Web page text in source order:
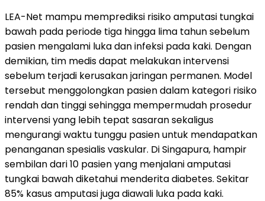
LEA-Net mampu memprediksi risiko amputasi tungkai
bawah pada periode tiga hingga lima tahun sebelum
pasien mengalami luka dan infeksi pada kaki. Dengan
demikian, tim medis dapat melakukan intervensi
sebelum terjadi kerusakan jaringan permanen. Model
tersebut menggolongkan pasien dalam kategori risiko
rendah dan tinggi sehingga mempermudah prosedur
intervensi yang lebih tepat sasaran sekaligus
mengurangi waktu tunggu pasien untuk mendapatkan
penanganan spesialis vaskular. Di Singapura, hampir
sembilan dari 10 pasien yang menjalani amputasi
tungkai bawah diketahui menderita diabetes. Sekitar
85% kasus amputasi juga diawali luka pada kaki.